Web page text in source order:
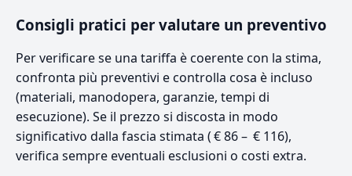
Consigli pratici per valutare un preventivo
Per verificare se una tariffa è coerente con la stima,
confronta più preventivi e controlla cosa è incluso
(materiali, manodopera, garanzie, tempi di
esecuzione). Se il prezzo si discosta in modo
significativo dalla fascia stimata ( € 86 – € 116),
verifica sempre eventuali esclusioni o costi extra.